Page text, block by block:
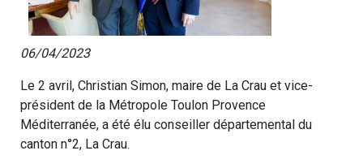
06/04/2023
Le 2 avril, Christian Simon, maire de La Crau et vice-
président de la Métropole Toulon Provence
Méditerranée, a été élu conseiller départemental du
canton n°2, La Crau.